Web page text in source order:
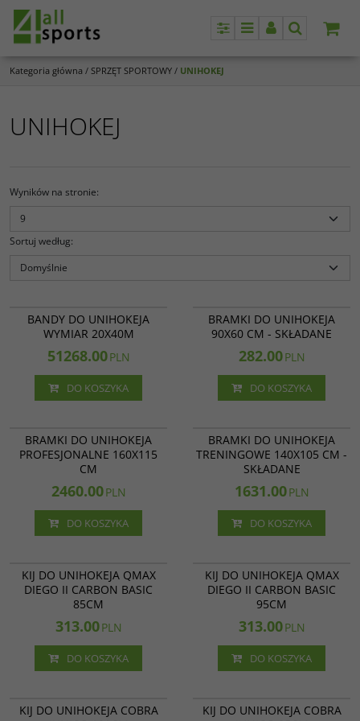
PanelMenuPanelSzukaj
Kategoria główna / SPRZĘT SPORTOWY / UNIHOKEJ
UNIHOKEJ
Wyników na stronie:
Sortuj według:
BANDY DO UNIHOKEJA
WYMIAR 20X40M
51268.00PLN
DO KOSZYKA
BRAMKI DO UNIHOKEJA
90X60 CM - SKŁADANE
282.00PLN
DO KOSZYKA
BRAMKI DO UNIHOKEJA
PROFESJONALNE 160X115
CM
2460.00PLN
DO KOSZYKA
BRAMKI DO UNIHOKEJA
TRENINGOWE 140X105 CM -
SKŁADANE
1631.00PLN
DO KOSZYKA
KIJ DO UNIHOKEJA QMAX
DIEGO II CARBON BASIC
85CM
313.00PLN
DO KOSZYKA
KIJ DO UNIHOKEJA QMAX
DIEGO II CARBON BASIC
95CM
313.00PLN
DO KOSZYKA
KIJ DO UNIHOKEJA COBRA
KIJ DO UNIHOKEJA COBRA